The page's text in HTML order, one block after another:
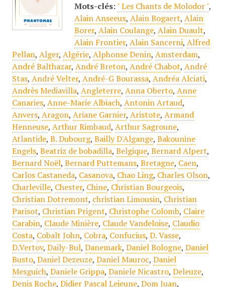
Mots-clés: " Les Chants de Molodor ",
Alain Anseeux, Alain Bogaert, Alain
Borer, Alain Coulange, Alain Duault,
Alain Frontier, Alain Sancerni, Alfred
Pellan, Alger, Algérie, Alphonse Denin, Amsterdam,
André Balthazar, André Breton, André Chabot, André
Stas, André Velter, André-G Bourassa, Andréa Alciati,
Andrès Mediavilla, Angleterre, Anna Oberto, Anne
Canaries, Anne-Marie Albiach, Antonin Artaud,
Anvers, Aragon, Ariane Garnier, Aristote, Armand
Henneuse, Arthur Rimbaud, Arthur Sagroune,
Atlantide, B. Dubourg, Bailly D'Algange, Bakounine
Engels, Beatriz de bobadilla, Belgique, Bernard Alpert,
Bernard Noël, Bernard Puttemans, Bretagne, Caen,
Carlos Castaneda, Casanova, Chao Ling, Charles Olson,
Charleville, Chester, Chine, Christian Bourgeois,
Christian Dotremont, christian Limousin, Christian
Parisot, Christian Prigent, Christophe Colomb, Claire
Carabin, Claude Minière, Claude Vandeloise, Claudio
Costa, Cobalt John, Cobra, Confucius, D. Vasse,
D.Vertov, Daily-Bul, Danemark, Daniel Bologne, Daniel
Busto, Daniel Dezeuze, Daniel Mauroc, Daniel
Mesguich, Daniele Grippa, Daniele Nicastro, Deleuze,
Denis Roche, Didier Pascal Lejeune, Dom Juan,